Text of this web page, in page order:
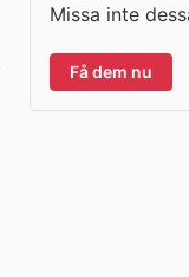
Missa inte
Få dem nu